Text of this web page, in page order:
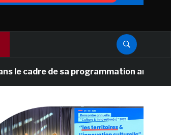
de sa programmation américaine,